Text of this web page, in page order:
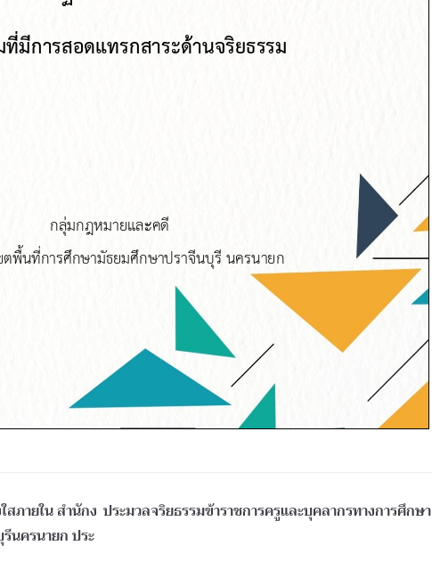
สภายใน สำนักง
นครนายก ประ
ประมวลจริยธรรมข้าราชการครูและบุคลากรทางการศึกษา